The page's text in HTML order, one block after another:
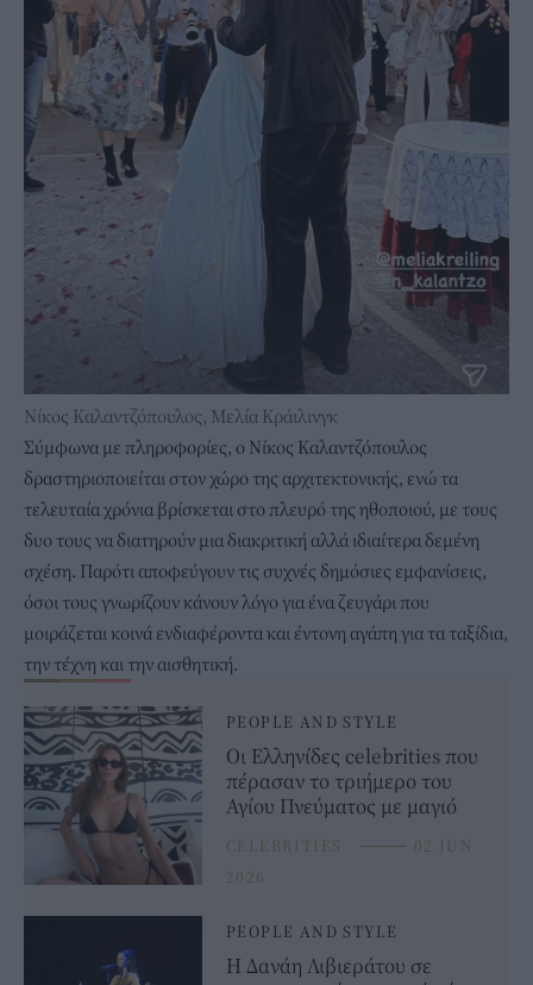
Νίκος Καλαντζόπουλος, Μελία Κράιλινγκ
Σύμφωνα με πληροφορίες, ο Νίκος Καλαντζόπουλος
δραστηριοποιείται στον χώρο της αρχιτεκτονικής, ενώ τα
τελευταία χρόνια βρίσκεται στο πλευρό της ηθοποιού, με τους
δυο τους να διατηρούν μια διακριτική αλλά ιδιαίτερα δεμένη
σχέση. Παρότι αποφεύγουν τις συχνές δημόσιες εμφανίσεις,
όσοι τους γνωρίζουν κάνουν λόγο για ένα ζευγάρι που
μοιράζεται κοινά ενδιαφέροντα και έντονη αγάπη για τα ταξίδια,
την τέχνη και την αισθητική.
PEOPLE AND STYLE
Οι Ελληνίδες celebrities που
πέρασαν το τριήμερο του
Αγίου Πνεύματος με μαγιό
CELEBRITIES ⸻ 02 JUN
2026
PEOPLE AND STYLE
Η Δανάη Λιβιεράτου σε